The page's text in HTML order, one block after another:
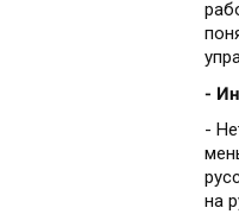
-
-
на